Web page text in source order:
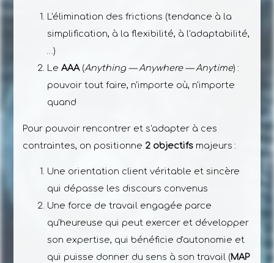
L'élimination des frictions (tendance à la
simplification, à la flexibilité, à l'adaptabilité,
…)
Le AAA(Anything — Anywhere — Anytime) :
pouvoir tout faire, n'importe où, n'importe
quand
Pour pouvoir rencontrer et s'adapter à ces
contraintes, on positionne 2 objectifsmajeurs :
Une orientation client véritable et sincère
qui dépasse les discours convenus
Une force de travail engagée parce
qu'heureuse qui peut exercer et développer
son expertise, qui bénéficie d'autonomie et
qui puisse donner du sens à son travail (MAP